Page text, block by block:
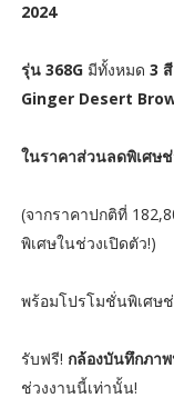
2024
รุ่น 368G มีทั้งหมด 3
Ginger Desert
ในราคาส่วนลดพิเศษ
(จากราคาปกติที่
พิเศษในช่วงเปิดตัว!)
พร้อมโปรโมชั่นพิเศษช่
รับฟรี! กล้องบันทึกภา
ช่วงงานนี้เท่านั้น!